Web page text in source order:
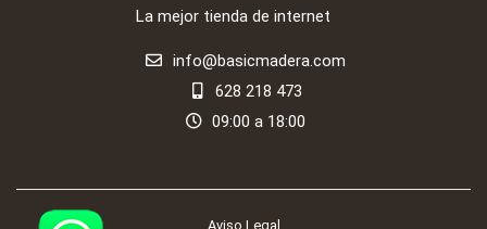
La mejor tienda de internet
info@basicmadera.com
628 218 473
09:00 a 18:00
Aviso Legal